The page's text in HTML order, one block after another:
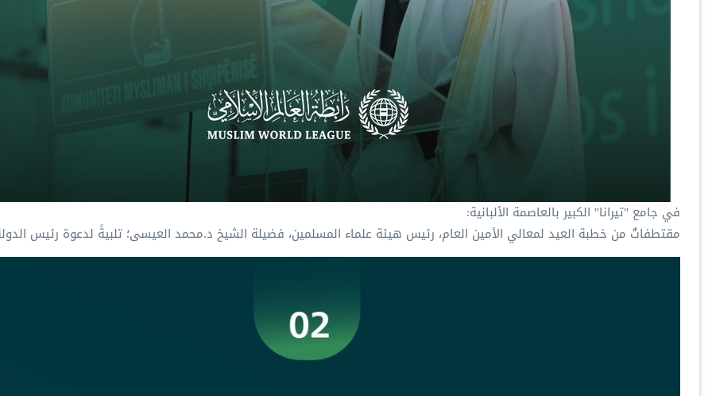
في جامع "تيرانا" الكبير بالعاصمة الألبانية:
‏مقتطفاتٌ من خطبة العيد لمعالي الأمين العام، رئيس هيئة علماء المسلمين، فضيلة الشيخ د.⁧‫محمد العيسى‬‬⁩؛ تلبيةً لدعوة رئيس